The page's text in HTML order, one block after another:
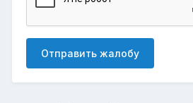
Отправить жалобу